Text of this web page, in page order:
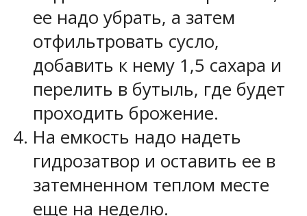
ее надо убрать, а затем
отфильтровать сусло,
добавить к нему 1,5 сахара и
перелить в бутыль, где будет
проходить брожение.
На емкость надо надеть
гидрозатвор и оставить ее в
затемненном теплом месте
еще на неделю.